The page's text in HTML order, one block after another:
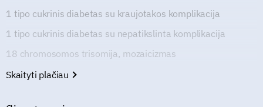
1 tipo cukrinis diabetas su kraujotakos komplikacija
1 tipo cukrinis diabetas su nepatikslinta komplikacija
18 chromosomos trisomija, mozaicizmas
Skaityti plačiau